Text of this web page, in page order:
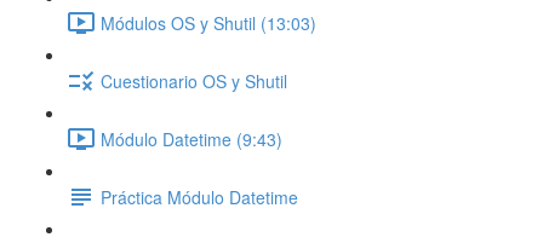
Módulos OS y Shutil (13:03)
Cuestionario OS y Shutil
Módulo Datetime (9:43)
Práctica Módulo Datetime